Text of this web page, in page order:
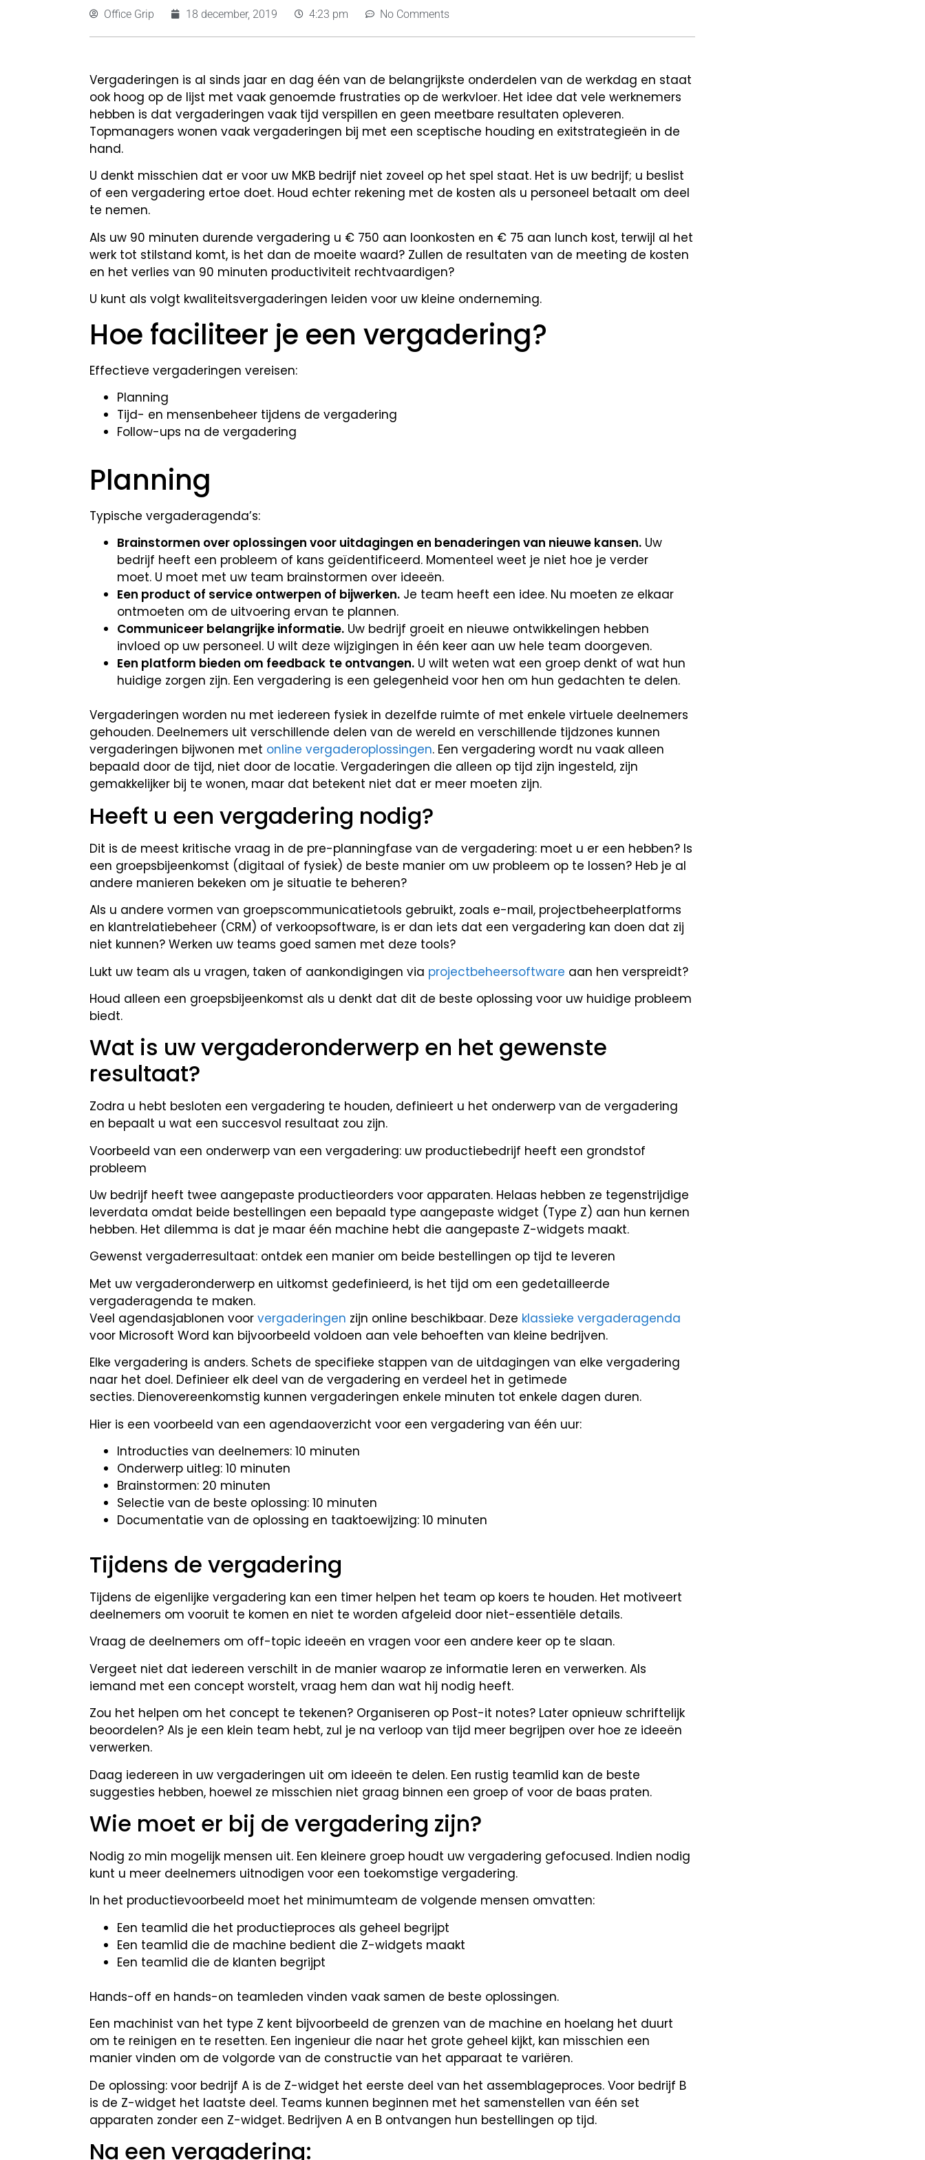
Office Grip 18 december, 2019 4:23 pm No Comments
Vergaderingen is al sinds jaar en dag één van de belangrijkste onderdelen van de werkdag en staat
ook hoog op de lijst met vaak genoemde frustraties op de werkvloer. Het idee dat vele werknemers
hebben is dat vergaderingen vaak tijd verspillen en geen meetbare resultaten opleveren.
Topmanagers wonen vaak vergaderingen bij met een sceptische houding en exitstrategieën in de
hand.
U denkt misschien dat er voor uw MKB bedrijf niet zoveel op het spel staat. Het is uw bedrijf; u beslist
of een vergadering ertoe doet. Houd echter rekening met de kosten als u personeel betaalt om deel
te nemen.
Als uw 90 minuten durende vergadering u € 750 aan loonkosten en € 75 aan lunch kost, terwijl al het
werk tot stilstand komt, is het dan de moeite waard? Zullen de resultaten van de meeting de kosten
en het verlies van 90 minuten productiviteit rechtvaardigen?
U kunt als volgt kwaliteitsvergaderingen leiden voor uw kleine onderneming.
Hoe faciliteer je een vergadering?
Effectieve vergaderingen vereisen:
Planning
Tijd- en mensenbeheer tijdens de vergadering
Follow-ups na de vergadering
Planning
Typische vergaderagenda’s:
Brainstormen over oplossingen voor uitdagingen en benaderingen van nieuwe kansen. Uw
bedrijf heeft een probleem of kans geïdentificeerd. Momenteel weet je niet hoe je verder
moet. U moet met uw team brainstormen over ideeën.
Een product of service ontwerpen of bijwerken. Je team heeft een idee. Nu moeten ze elkaar
ontmoeten om de uitvoering ervan te plannen.
Communiceer belangrijke informatie. Uw bedrijf groeit en nieuwe ontwikkelingen hebben
invloed op uw personeel. U wilt deze wijzigingen in één keer aan uw hele team doorgeven.
Een platform bieden om feedback te ontvangen. U wilt weten wat een groep denkt of wat hun
huidige zorgen zijn. Een vergadering is een gelegenheid voor hen om hun gedachten te delen.
Vergaderingen worden nu met iedereen fysiek in dezelfde ruimte of met enkele virtuele deelnemers
gehouden. Deelnemers uit verschillende delen van de wereld en verschillende tijdzones kunnen
vergaderingen bijwonen met online vergaderoplossingen. Een vergadering wordt nu vaak alleen
bepaald door de tijd, niet door de locatie. Vergaderingen die alleen op tijd zijn ingesteld, zijn
gemakkelijker bij te wonen, maar dat betekent niet dat er meer moeten zijn.
Heeft u een vergadering nodig?
Dit is de meest kritische vraag in de pre-planningfase van de vergadering: moet u er een hebben? Is
een groepsbijeenkomst (digitaal of fysiek) de beste manier om uw probleem op te lossen? Heb je al
andere manieren bekeken om je situatie te beheren?
Als u andere vormen van groepscommunicatietools gebruikt, zoals e-mail, projectbeheerplatforms
en klantrelatiebeheer (CRM) of verkoopsoftware, is er dan iets dat een vergadering kan doen dat zij
niet kunnen? Werken uw teams goed samen met deze tools?
Lukt uw team als u vragen, taken of aankondigingen via projectbeheersoftware aan hen verspreidt?
Houd alleen een groepsbijeenkomst als u denkt dat dit de beste oplossing voor uw huidige probleem
biedt.
Wat is uw vergaderonderwerp en het gewenste
resultaat?
Zodra u hebt besloten een vergadering te houden, definieert u het onderwerp van de vergadering
en bepaalt u wat een succesvol resultaat zou zijn.
Voorbeeld van een onderwerp van een vergadering: uw productiebedrijf heeft een grondstof
probleem
Uw bedrijf heeft twee aangepaste productieorders voor apparaten. Helaas hebben ze tegenstrijdige
leverdata omdat beide bestellingen een bepaald type aangepaste widget (Type Z) aan hun kernen
hebben. Het dilemma is dat je maar één machine hebt die aangepaste Z-widgets maakt.
Gewenst vergaderresultaat: ontdek een manier om beide bestellingen op tijd te leveren
Met uw vergaderonderwerp en uitkomst gedefinieerd, is het tijd om een gedetailleerde
vergaderagenda te maken.
Veel agendasjablonen voor vergaderingen zijn online beschikbaar. Deze klassieke vergaderagenda
voor Microsoft Word kan bijvoorbeeld voldoen aan vele behoeften van kleine bedrijven.
Elke vergadering is anders. Schets de specifieke stappen van de uitdagingen van elke vergadering
naar het doel. Definieer elk deel van de vergadering en verdeel het in getimede
secties. Dienovereenkomstig kunnen vergaderingen enkele minuten tot enkele dagen duren.
Hier is een voorbeeld van een agendaoverzicht voor een vergadering van één uur:
Introducties van deelnemers: 10 minuten
Onderwerp uitleg: 10 minuten
Brainstormen: 20 minuten
Selectie van de beste oplossing: 10 minuten
Documentatie van de oplossing en taaktoewijzing: 10 minuten
Tijdens de vergadering
Tijdens de eigenlijke vergadering kan een timer helpen het team op koers te houden. Het motiveert
deelnemers om vooruit te komen en niet te worden afgeleid door niet-essentiële details.
Vraag de deelnemers om off-topic ideeën en vragen voor een andere keer op te slaan.
Vergeet niet dat iedereen verschilt in de manier waarop ze informatie leren en verwerken. Als
iemand met een concept worstelt, vraag hem dan wat hij nodig heeft.
Zou het helpen om het concept te tekenen? Organiseren op Post-it notes? Later opnieuw schriftelijk
beoordelen? Als je een klein team hebt, zul je na verloop van tijd meer begrijpen over hoe ze ideeën
verwerken.
Daag iedereen in uw vergaderingen uit om ideeën te delen. Een rustig teamlid kan de beste
suggesties hebben, hoewel ze misschien niet graag binnen een groep of voor de baas praten.
Wie moet er bij de vergadering zijn?
Nodig zo min mogelijk mensen uit. Een kleinere groep houdt uw vergadering gefocused. Indien nodig
kunt u meer deelnemers uitnodigen voor een toekomstige vergadering.
In het productievoorbeeld moet het minimumteam de volgende mensen omvatten:
Een teamlid die het productieproces als geheel begrijpt
Een teamlid die de machine bedient die Z-widgets maakt
Een teamlid die de klanten begrijpt
Hands-off en hands-on teamleden vinden vaak samen de beste oplossingen.
Een machinist van het type Z kent bijvoorbeeld de grenzen van de machine en hoelang het duurt
om te reinigen en te resetten. Een ingenieur die naar het grote geheel kijkt, kan misschien een
manier vinden om de volgorde van de constructie van het apparaat te variëren.
De oplossing: voor bedrijf A is de Z-widget het eerste deel van het assemblageproces. Voor bedrijf B
is de Z-widget het laatste deel. Teams kunnen beginnen met het samenstellen van één set
apparaten zonder een Z-widget. Bedrijven A en B ontvangen hun bestellingen op tijd.
Na een vergadering: